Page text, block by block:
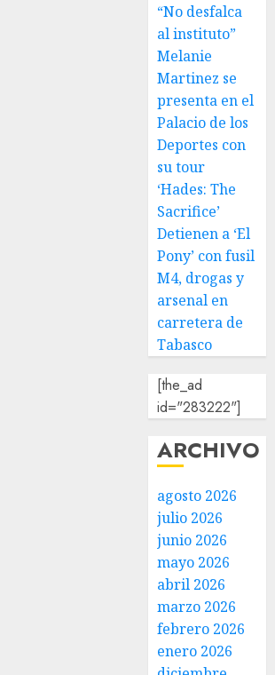
“No desfalca
al instituto”
Melanie
Martinez se
presenta en el
Palacio de los
Deportes con
su tour
‘Hades: The
Sacrifice’
Detienen a ‘El
Pony’ con fusil
M4, drogas y
arsenal en
carretera de
Tabasco
[the_ad
id="283222"]
ARCHIVO
agosto 2026
julio 2026
junio 2026
mayo 2026
abril 2026
marzo 2026
febrero 2026
enero 2026